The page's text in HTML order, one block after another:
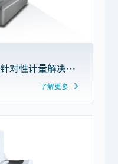
GLOBAL 面向各种应用的针对性计量解决方案
了解更多